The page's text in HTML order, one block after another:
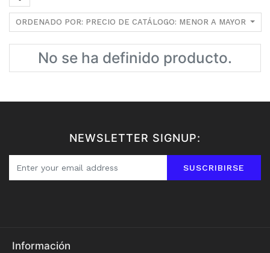
ORDENADO POR: PRECIO DE CATÁLOGO: MENOR A MAYOR
No se ha definido producto.
NEWSLETTER SIGNUP:
SUSCRIBIRSE
Información